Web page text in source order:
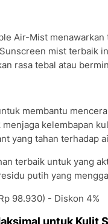
Air-Mist
mist terbaik
rasa tebal atau
membantu
kelembapan
yang tahan terhadap
terbaik untuk yang
putih yang
98.930) - Diskon 4%
untuk Kulit